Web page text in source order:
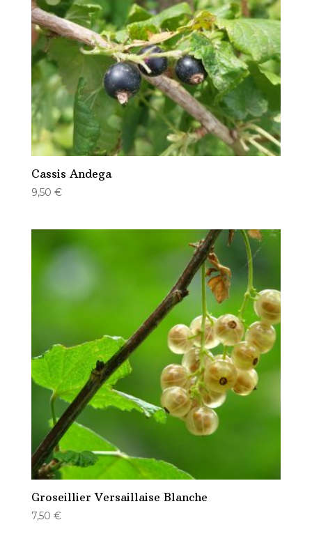
Cassis Andega
9,50 €
Groseillier Versaillaise Blanche
7,50 €